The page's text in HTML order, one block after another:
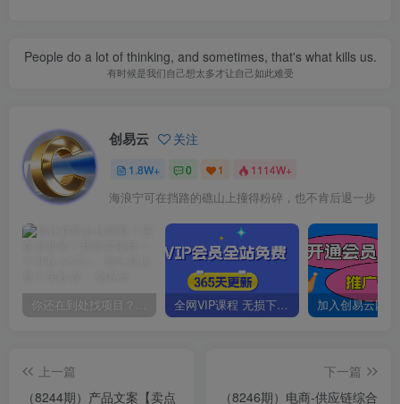
People do a lot of thinking, and sometimes, that's what kills us.
有时候是我们自己想太多才让自己如此难受
创易云 关注
1.8W+ 0 1 1114W+
海浪宁可在挡路的礁山上撞得粉碎，也不肯后退一步
你还在到处找项目？还在当韭菜？我靠卖项目一个月收入5万+，曾经我也是个失败者。 全网VIP课程 无损下载~
上一篇
（8244期）产品文案【卖点
下一篇
（8246期）电商-供应链综合